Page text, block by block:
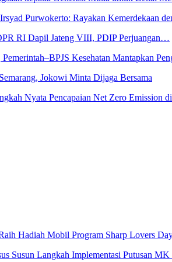
Purwokerto: Rayakan Kemerdekaan
RI Dapil Jateng VIII, PDIP Perjuangan…
Kesehatan Mantapkan
Jokowi Minta Dijaga Bersama
Nyata Pencapaian Net Zero Emission
Hadiah Mobil Program Sharp Lovers
Susun Langkah Implementasi Putusan